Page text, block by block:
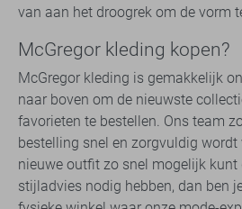
van aan het droogrek om de vorm
McGregor kleding kopen?
McGregor kleding is gemakkelijk
naar boven om de nieuwste
favorieten te bestellen. Ons team
bestelling snel en zorgvuldig wordt
nieuwe outfit zo snel mogelijk kunt
stijladvies nodig hebben, dan ben